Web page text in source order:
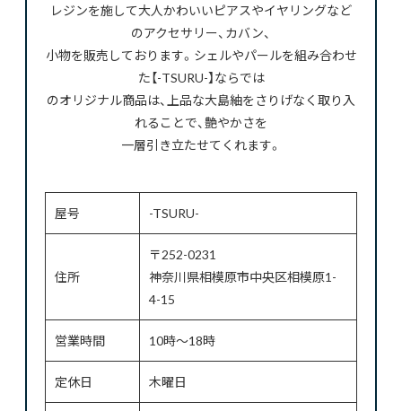
レジンを施して大人かわいいピアスやイヤリングなど
のアクセサリー、カバン、
小物を販売しております。シェルやパールを組み合わせ
た【-TSURU-】ならでは
のオリジナル商品は、上品な大島紬をさりげなく取り入
れることで、艶やかさを
一層引き立たせてくれます。
屋号 -TSURU-
住所
〒252-0231
神奈川県相模原市中央区相模原1-
4-15
営業時間 10時～18時
定休日 木曜日